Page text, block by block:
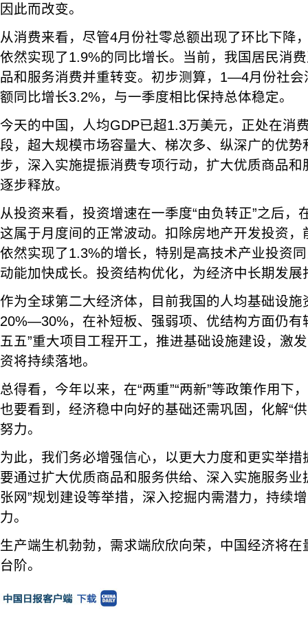
因此而改变。
从消费来看，尽管4月份社零总额出现了环比下降
依然实现了1.9%的同比增长。当前，我国居民消
品和服务消费并重转变。初步测算，1—4月份社
额同比增长3.2%，与一季度相比保持总体稳定。
今天的中国，人均GDP已超1.3万美元，正处在消
段，超大规模市场容量大、梯次多、纵深广的优
步，深入实施提振消费专项行动，扩大优质商品
逐步释放。
从投资来看，投资增速在一季度“由负转正”之后，
这属于月度间的正常波动。扣除房地产开发投资
依然实现了1.3%的增长，特别是高技术产业投资
动能加快成长。投资结构优化，为经济中长期发展
作为全球第二大经济体，目前我国的人均基础设
20%—30%，在补短板、强弱项、优结构方面仍有
五五”重大项目工程开工，推进基础设施建设，激
资将持续落地。
总得看，今年以来，在“两重”“两新”等政策作用下
也要看到，经济稳中向好的基础还需巩固，化解“
努力。
为此，我们务必增强信心，以更大力度和更实举
要通过扩大优质商品和服务供给、深入实施服务业
张网”规划建设等举措，深入挖掘内需潜力，持续
力。
生产端生机勃勃，需求端欣欣向荣，中国经济将
台阶。